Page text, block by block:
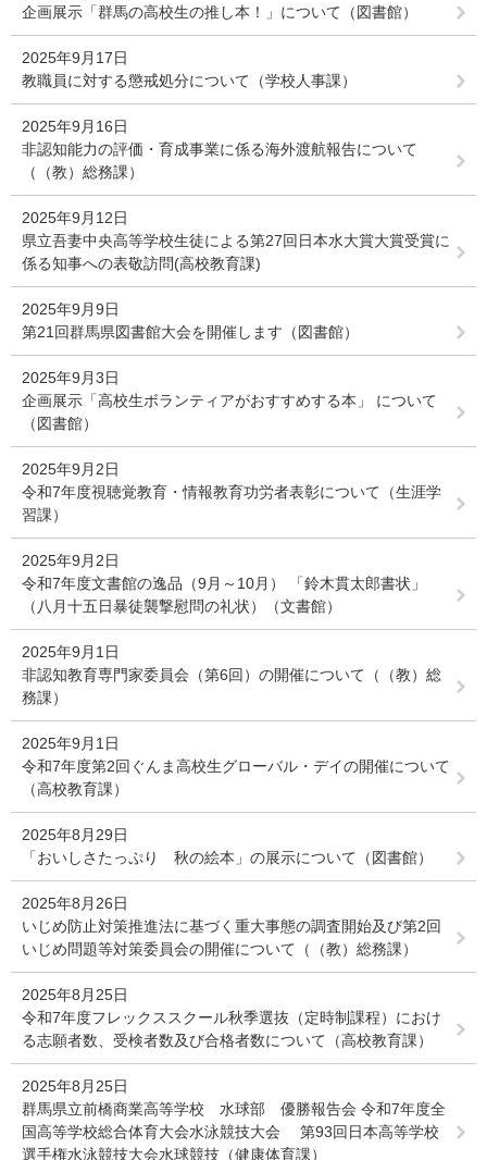
企画展示「群馬の高校生の推し本！」について（図書館）
2025年9月17日
教職員に対する懲戒処分について（学校人事課）
2025年9月16日
非認知能力の評価・育成事業に係る海外渡航報告について
（（教）総務課）
2025年9月12日
県立吾妻中央高等学校生徒による第27回日本水大賞大賞受賞に
係る知事への表敬訪問(高校教育課)
2025年9月9日
第21回群馬県図書館大会を開催します（図書館）
2025年9月3日
企画展示「高校生ボランティアがおすすめする本」 について
（図書館）
2025年9月2日
令和7年度視聴覚教育・情報教育功労者表彰について（生涯学
習課）
2025年9月2日
令和7年度文書館の逸品（9月～10月） 「鈴木貫太郎書状」
（八月十五日暴徒襲撃慰問の礼状）（文書館）
2025年9月1日
非認知教育専門家委員会（第6回）の開催について（（教）総
務課）
2025年9月1日
令和7年度第2回ぐんま高校生グローバル・デイの開催について
（高校教育課）
2025年8月29日
「おいしさたっぷり 秋の絵本」の展示について（図書館）
2025年8月26日
いじめ防止対策推進法に基づく重大事態の調査開始及び第2回
いじめ問題等対策委員会の開催について（（教）総務課）
2025年8月25日
令和7年度フレックススクール秋季選抜（定時制課程）におけ
る志願者数、受検者数及び合格者数について（高校教育課）
2025年8月25日
群馬県立前橋商業高等学校 水球部 優勝報告会 令和7年度全
国高等学校総合体育大会水泳競技大会 第93回日本高等学校
選手権水泳競技大会水球競技（健康体育課）